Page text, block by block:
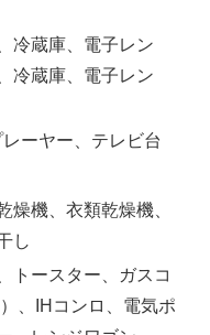
冷蔵庫、電子レン
冷蔵庫、電子レン
ーヤー、テレビ台
燥機、衣類乾燥機、
し
トースター、ガスコ
、IHコンロ、電気ポ